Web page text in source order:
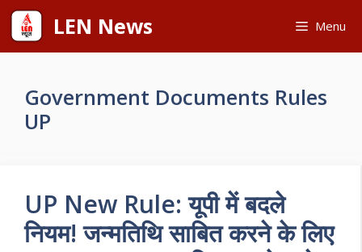
Skip
content
LEN News Menu
Government Documents Rules
UP
UP New Rule: यूपी में बदले
न‍ियम! जन्मतिथि साबित करने के लिए